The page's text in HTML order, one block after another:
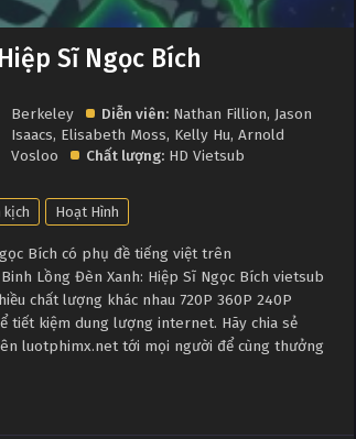
Sĩ Ngọc Bích
Berkeley Diễn viên: Nathan Fillion, Jason
Isaacs, Elisabeth Moss, Kelly Hu, Arnold
Vosloo
Chất lượng: HD Vietsub
kịch Hoạt Hình
Bích có phụ đề tiếng việt trên
Lồng Đèn Xanh: Hiệp Sĩ Ngọc Bích vietsub
chất lượng khác nhau 720P 360P 240P
tiết kiệm dung lượng internet. Hãy chia sẻ
luotphimx.net tới mọi người để cùng thưởng